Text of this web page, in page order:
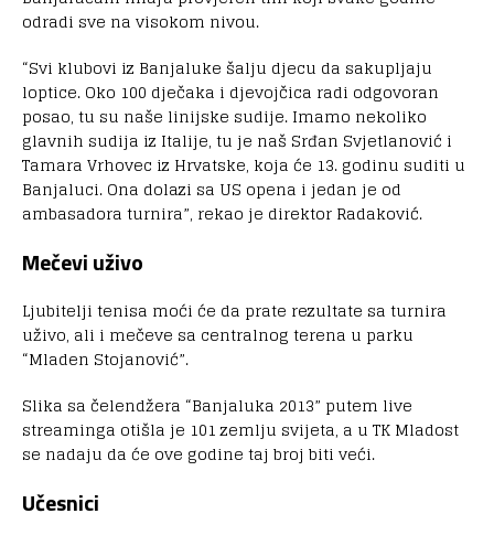
odradi sve na visokom nivou.
“Svi klubovi iz Banjaluke šalju djecu da sakupljaju
loptice. Oko 100 dječaka i djevojčica radi odgovoran
posao, tu su naše linijske sudije. Imamo nekoliko
glavnih sudija iz Italije, tu je naš Srđan Svjetlanović i
Tamara Vrhovec iz Hrvatske, koja će 13. godinu suditi u
Banjaluci. Ona dolazi sa US opena i jedan je od
ambasadora turnira”, rekao je direktor Radaković.
Mečevi uživo
Ljubitelji tenisa moći će da prate rezultate sa turnira
uživo, ali i mečeve sa centralnog terena u parku
“Mladen Stojanović”.
Slika sa čelendžera “Banjaluka 2013” putem live
streaminga otišla je 101 zemlju svijeta, a u TK Mladost
se nadaju da će ove godine taj broj biti veći.
Učesnici